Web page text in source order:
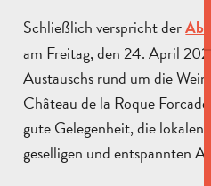
Schließlich verspricht der
am Freitag, den 24. April
Austauschs rund um die
Château de la Roque
gute Gelegenheit, die
geselligen und entspannten